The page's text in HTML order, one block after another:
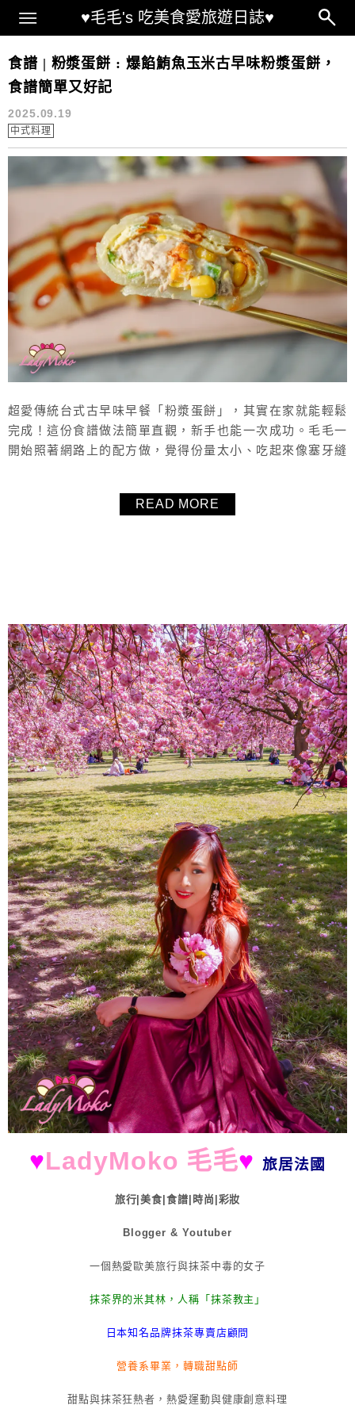
♥毛毛's 吃美食愛旅遊日誌♥
Main Menu
古早味早餐食譜
食譜 | 粉漿蛋餅 : 爆餡鮪魚玉米古早味粉漿蛋餅，
食譜簡單又好記
2025.09.19
中式料理
超愛傳統台式古早味早餐「粉漿蛋餅」，其實在家就能輕鬆
完成！這份食譜做法簡單直觀，新手也能一次成功。毛毛一
開始照著網路上的配方做，覺得份量太小、吃起來像塞牙縫
次搭配的餡料是我最愛的鮪魚玉米搭配香蔥蛋，鹹香美味完
READ MORE
About
♥LadyMoko 毛毛♥ 旅居法國
旅行|美食|食譜|時尚|彩妝
Blogger & Youtuber
一個熱愛歐美旅行與抹茶中毒的女子
抹茶界的米其林，人稱「抹茶教主」
日本知名品牌抹茶專賣店顧問
營養系畢業，轉職甜點師
甜點與抹茶狂熱者，熱愛運動與健康創意料理